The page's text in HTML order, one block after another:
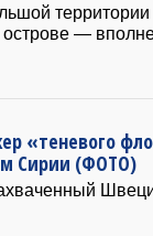
острове —
«теневого
Сирии (ФОТО)